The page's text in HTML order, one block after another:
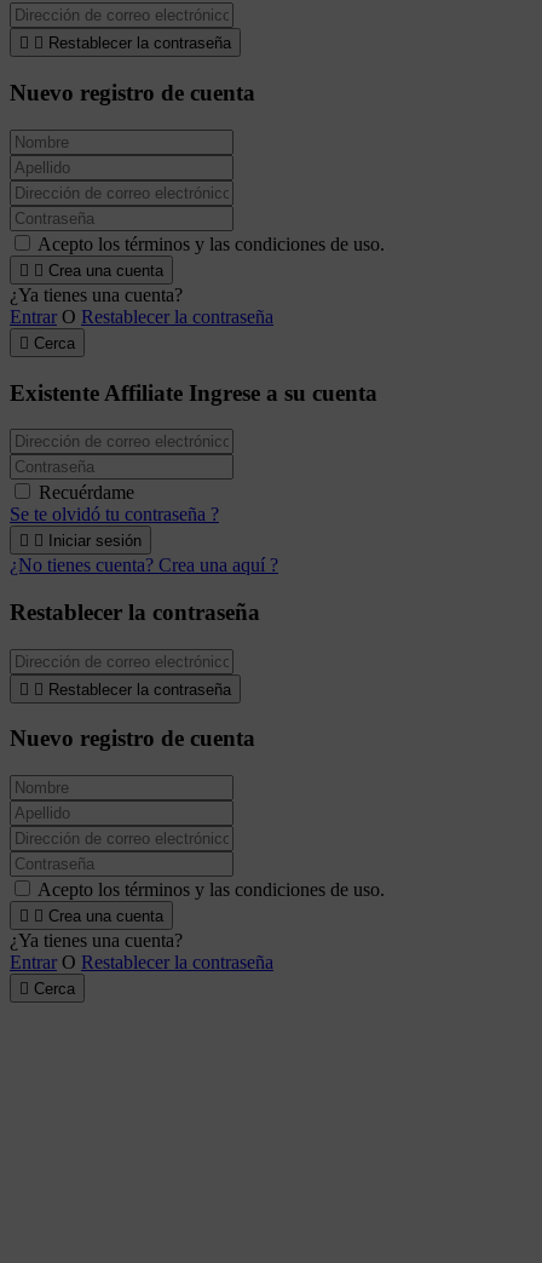
  Restablecer la contraseña
Nuevo registro de cuenta
Acepto los términos y las condiciones de uso.
  Crea una cuenta
¿Ya tienes una cuenta?
Entrar O Restablecer la contraseña
 Cerca
Existente Affiliate Ingrese a su cuenta
Recuérdame
Se te olvidó tu contraseña ?
  Iniciar sesión
¿No tienes cuenta? Crea una aquí ?
Restablecer la contraseña
  Restablecer la contraseña
Nuevo registro de cuenta
Acepto los términos y las condiciones de uso.
  Crea una cuenta
¿Ya tienes una cuenta?
Entrar O Restablecer la contraseña
 Cerca